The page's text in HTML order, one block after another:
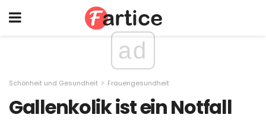
ad
Schönheit und Gesundheit Frauengesundheit
Gallenkolik ist ein Notfall